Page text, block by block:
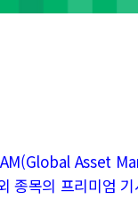
통령, '6시간 마라톤
Asset
종목의 프리미엄